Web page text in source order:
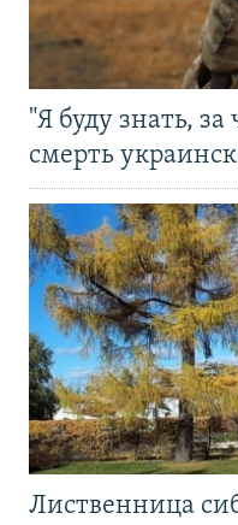
"Я буду знать,
смерть
Лиственница